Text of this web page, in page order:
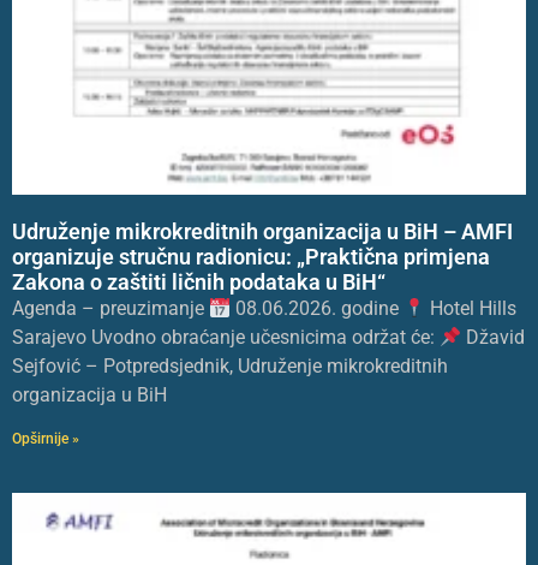
Udruženje mikrokreditnih organizacija u BiH – AMFI
organizuje stručnu radionicu: „Praktična primjena
Zakona o zaštiti ličnih podataka u BiH“
Agenda – preuzimanje 08.06.2026. godine
Hotel Hills
Sarajevo Uvodno obraćanje učesnicima održat će:
Džavid
Sejfović – Potpredsjednik, Udruženje mikrokreditnih
organizacija u BiH
Opširnije »